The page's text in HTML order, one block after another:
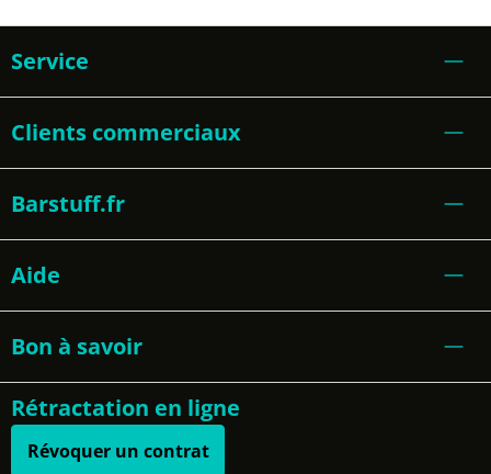
Service
Clients commerciaux
Barstuff.fr
Aide
Bon à savoir
Rétractation en ligne
Révoquer un contrat